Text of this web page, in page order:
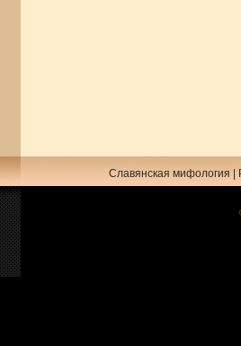
Славянская мифология